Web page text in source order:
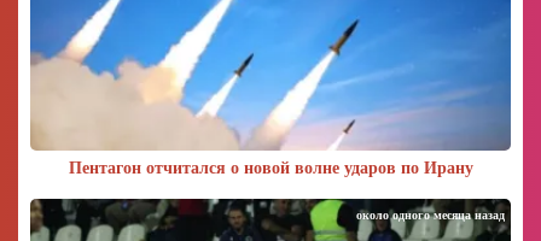
Пентагон отчитался о новой волне ударов по Ирану
около одного месяца назад